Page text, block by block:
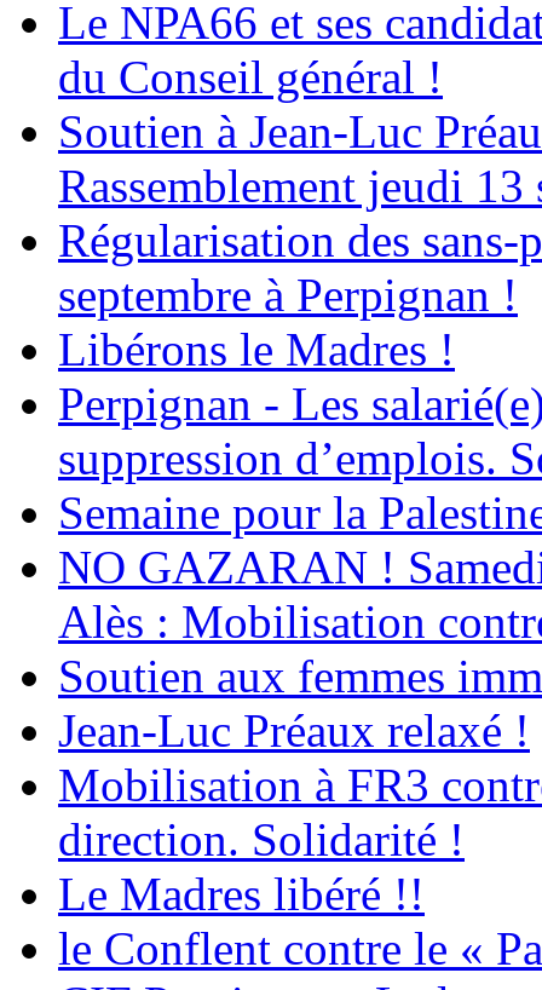
Le NPA66 et ses
du Conseil général !
Soutien à Jean-Luc
Rassemblement jeudi 13
Régularisation des
septembre à Perpignan !
Libérons le Madres !
Perpignan - Les
suppression d’emplois.
Semaine pour la
NO GAZARAN !
Alès : Mobilisation
Soutien aux femmes
Jean-Luc Préaux relaxé !
Mobilisation à FR3
direction. Solidarité !
Le Madres libéré !!
le Conflent contre le «